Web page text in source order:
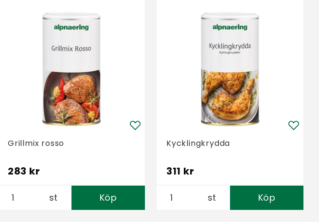
Grillmix rosso
283 kr
st Köp
Kycklingkrydda
311 kr
st Köp